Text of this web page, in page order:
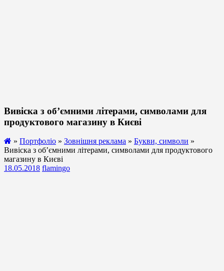
Вивіска з об’ємними літерами, символами для
продуктового магазину в Києві
» Портфоліо » Зовнішня реклама » Букви, символи »
Вивіска з об’ємними літерами, символами для продуктового
магазину в Києві
18.05.2018 flamingo